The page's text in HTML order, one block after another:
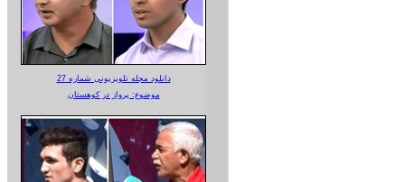
دانلود مجله تلویزیونی شماره 27
موضوع: پرواز در کوهستان